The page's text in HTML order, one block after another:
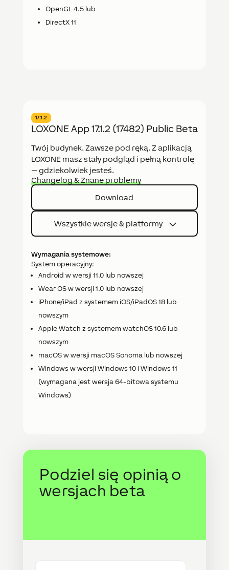
OpenGL 4.5 lub
DirectX 11
17.1.2
LOXONE App 17.1.2 (17482) Public Beta
Twój budynek. Zawsze pod ręką. Z aplikacją
LOXONE masz stały podgląd i pełną kontrolę
— gdziekolwiek jesteś.
Changelog & Znane problemy
Download
Wszystkie wersje & platformy
Wymagania systemowe:
System operacyjny:
Android w wersji 11.0 lub nowszej
Wear OS w wersji 1.0 lub nowszej
iPhone/iPad z systemem iOS/iPadOS 18 lub
nowszym
Apple Watch z systemem watchOS 10.6 lub
nowszym
macOS w wersji macOS Sonoma lub nowszej
Windows w wersji Windows 10 i Windows 11
(wymagana jest wersja 64-bitowa systemu
Windows)
Podziel się opinią o
wersjach beta